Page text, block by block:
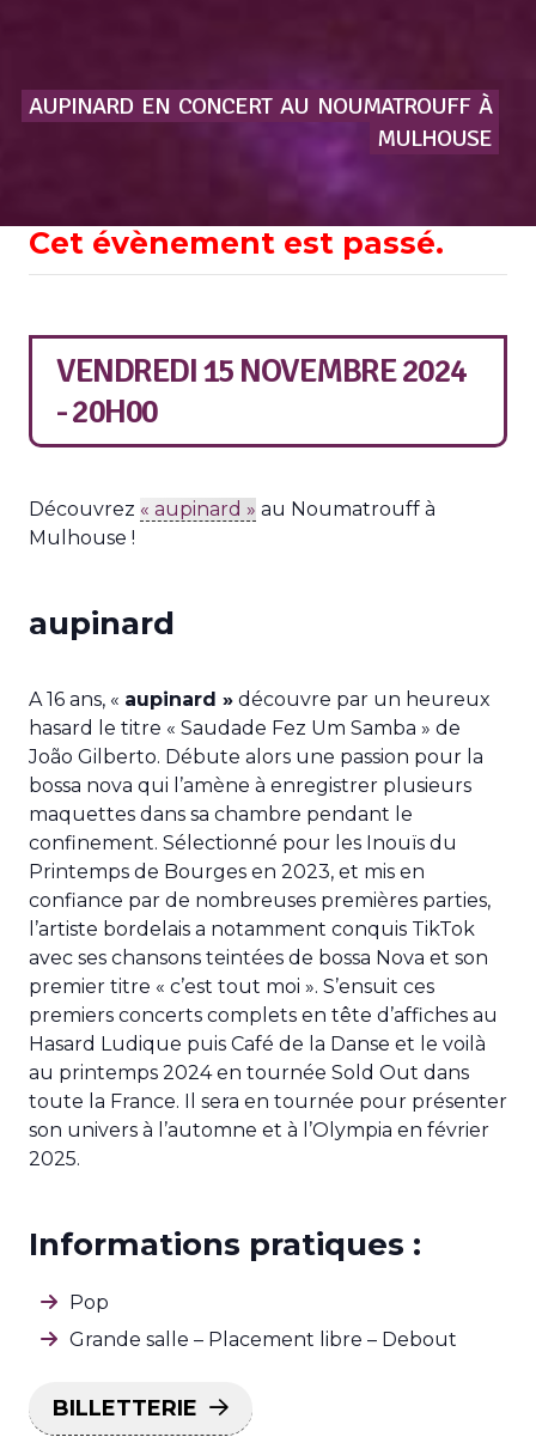
AUPINARD EN CONCERT AU NOUMATROUFF À
MULHOUSE
Cet évènement est passé.
VENDREDI 15 NOVEMBRE 2024
- 20H00
Découvrez « aupinard » au Noumatrouff à
Mulhouse !
aupinard
A 16 ans, « aupinard » découvre par un heureux
hasard le titre « Saudade Fez Um Samba » de
João Gilberto. Débute alors une passion pour la
bossa nova qui l’amène à enregistrer plusieurs
maquettes dans sa chambre pendant le
confinement. Sélectionné pour les Inouïs du
Printemps de Bourges en 2023, et mis en
confiance par de nombreuses premières parties,
l’artiste bordelais a notamment conquis TikTok
avec ses chansons teintées de bossa Nova et son
premier titre « c’est tout moi ». S’ensuit ces
premiers concerts complets en tête d’affiches au
Hasard Ludique puis Café de la Danse et le voilà
au printemps 2024 en tournée Sold Out dans
toute la France. Il sera en tournée pour présenter
son univers à l’automne et à l’Olympia en février
2025.
Informations pratiques :
Pop
Grande salle – Placement libre – Debout
BILLETTERIE